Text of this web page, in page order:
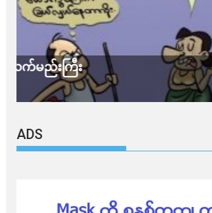
သတိ အိုမီခရွန်တဲ့
ADS